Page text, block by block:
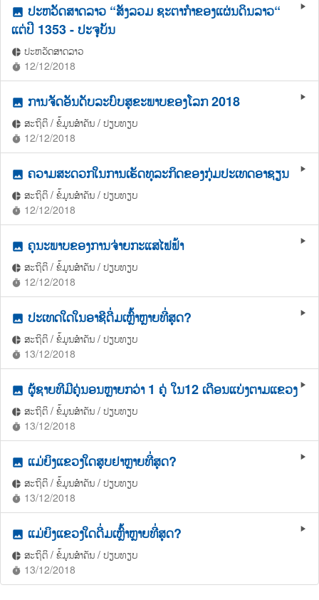
play_arrow
photo ປະຫວັດສາດລາວ “ສັງລວມ ຊະຕາກຳຂອງແຜ່ນດິນລາວ“
ແຕ່ປີ 1353 - ປະຈຸບັນ
pie_chart ປະຫວັດສາດລາວ
timer 12/12/2018
play_arrow
photo ການຈັດອັນດັບລະບົບສຸຂະພາບຂອງໂລກ 2018
pie_chart ສະຖິຕິ / ຂໍ້ມູນສຳຄັນ / ປຽບທຽບ
timer 12/12/2018
play_arrow
photo ຄວາມສະດວກໃນການເຮັດທຸລະກິດຂອງກຸ່ມປະເທດອາຊຽນ
pie_chart ສະຖິຕິ / ຂໍ້ມູນສຳຄັນ / ປຽບທຽບ
timer 12/12/2018
play_arrow
photo ຄຸນະພາບຂອງການຈ່າຍກະແສໄຟຟ້າ
pie_chart ສະຖິຕິ / ຂໍ້ມູນສຳຄັນ / ປຽບທຽບ
timer 12/12/2018
play_arrow
photo ປະເທດໃດໃນອາຊີດື່ມເຫຼົ້າຫຼາຍທີ່ສຸດ?
pie_chart ສະຖິຕິ / ຂໍ້ມູນສຳຄັນ / ປຽບທຽບ
timer 13/12/2018
play_arrow
photo ຜູ້ຊາຍທີມີຄູ່ນອນຫຼາຍກວ່າ 1 ຄູ່ ໃນ12 ເດືອນແບ່ງຕາມແຂວງ
pie_chart ສະຖິຕິ / ຂໍ້ມູນສຳຄັນ / ປຽບທຽບ
timer 13/12/2018
play_arrow
photo ແມ່ຍິງແຂວງໃດສູບຢາຫຼາຍທີ່ສຸດ?
pie_chart ສະຖິຕິ / ຂໍ້ມູນສຳຄັນ / ປຽບທຽບ
timer 13/12/2018
play_arrow
photo ແມ່ຍິງແຂວງໃດດື່ມເຫຼົ້າຫຼາຍທີ່ສຸດ?
pie_chart ສະຖິຕິ / ຂໍ້ມູນສຳຄັນ / ປຽບທຽບ
timer 13/12/2018